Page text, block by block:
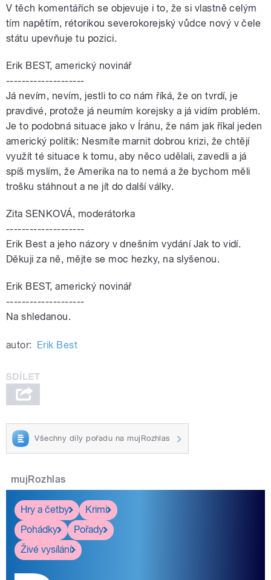
V těch komentářích se objevuje i to, že si vlastně celým
tím napětím, rétorikou severokorejský vůdce nový v čele
státu upevňuje tu pozici.
Erik BEST, americký novinář
--------------------
Já nevím, nevím, jestli to co nám říká, že on tvrdí, je
pravdivé, protože já neumím korejsky a já vidím problém.
Je to podobná situace jako v Íránu, že nám jak říkal jeden
americký politik: Nesmíte marnit dobrou krizi, že chtějí
využít té situace k tomu, aby něco udělali, zavedli a já
spíš myslím, že Amerika na to nemá a že bychom měli
trošku stáhnout a ne jít do další války.
Zita SENKOVÁ, moderátorka
--------------------
Erik Best a jeho názory v dnešním vydání Jak to vidí.
Děkuji za ně, mějte se moc hezky, na slyšenou.
Erik BEST, americký novinář
--------------------
Na shledanou.
autor: Erik Best
Všechny díly pořadu na mujRozhlas
mujRozhlas
Hry a četby
Krimi
Pohádky
Pořady
Živé vysílání